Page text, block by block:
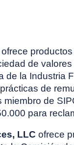
ofrece
de
de la Industria
de
miembro de
para
LLC ofrece